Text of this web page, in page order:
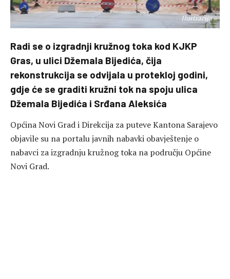
Ilustracija
Radi se o izgradnji kružnog toka kod KJKP
Gras, u ulici Džemala Bijedića, čija
rekonstrukcija se odvijala u protekloj godini,
gdje će se graditi kružni tok na spoju ulica
Džemala Bijedića i Srđana Aleksića
Općina Novi Grad i Direkcija za puteve Kantona Sarajevo
objavile su na portalu javnih nabavki obavještenje o
nabavci za izgradnju kružnog toka na području Općine
Novi Grad.